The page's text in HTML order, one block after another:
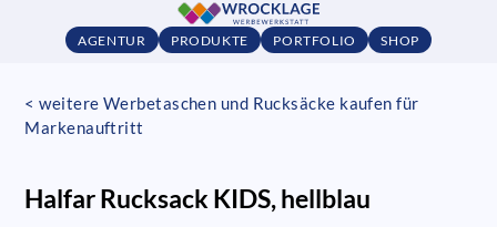
AGENTUR PRODUKTE PORTFOLIO SHOP
< weitere Werbetaschen und Rucksäcke kaufen für
Markenauftritt
Halfar Rucksack KIDS, hellblau